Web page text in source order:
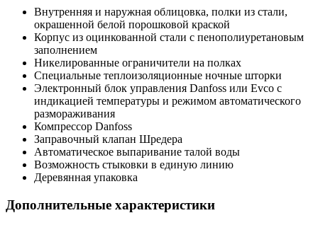
Внутренняя и наружная облицовка, полки из стали,
окрашенной белой порошковой краской
Корпус из оцинкованной стали с пенополиуретановым
заполнением
Никелированные ограничители на полках
Специальные теплоизоляционные ночные шторки
Электронный блок управления Danfoss или Evco с
индикацией температуры и режимом автоматического
размораживания
Компрессор Danfoss
Заправочный клапан Шредера
Автоматическое выпаривание талой воды
Возможность стыковки в единую линию
Деревянная упаковка
Дополнительные характеристики